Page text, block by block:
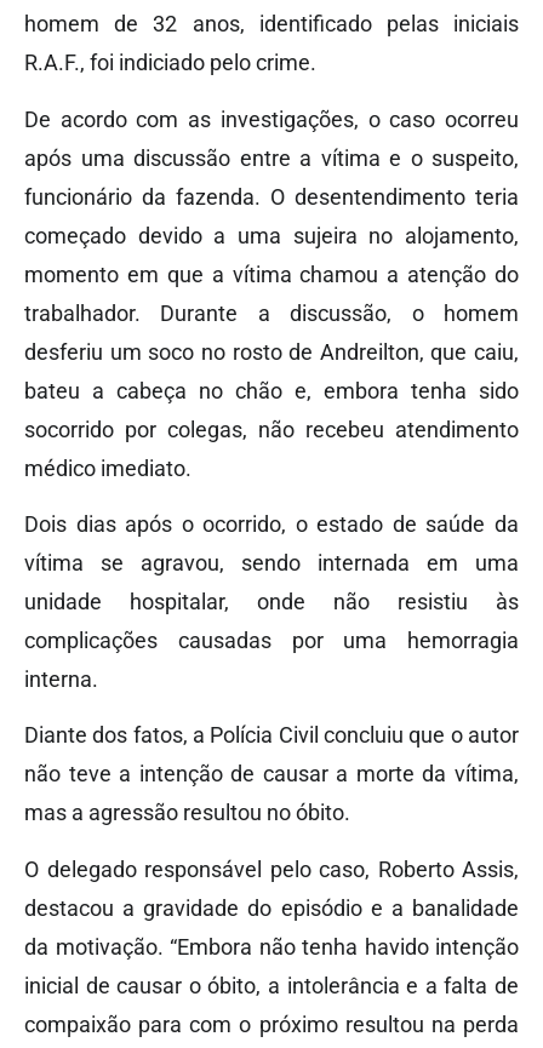
homem de 32 anos, identificado pelas iniciais
R.A.F., foi indiciado pelo crime.
De acordo com as investigações, o caso ocorreu
após uma discussão entre a vítima e o suspeito,
funcionário da fazenda. O desentendimento teria
começado devido a uma sujeira no alojamento,
momento em que a vítima chamou a atenção do
trabalhador. Durante a discussão, o homem
desferiu um soco no rosto de Andreilton, que caiu,
bateu a cabeça no chão e, embora tenha sido
socorrido por colegas, não recebeu atendimento
médico imediato.
Dois dias após o ocorrido, o estado de saúde da
vítima se agravou, sendo internada em uma
unidade hospitalar, onde não resistiu às
complicações causadas por uma hemorragia
interna.
Diante dos fatos, a Polícia Civil concluiu que o autor
não teve a intenção de causar a morte da vítima,
mas a agressão resultou no óbito.
O delegado responsável pelo caso, Roberto Assis,
destacou a gravidade do episódio e a banalidade
da motivação. “Embora não tenha havido intenção
inicial de causar o óbito, a intolerância e a falta de
compaixão para com o próximo resultou na perda